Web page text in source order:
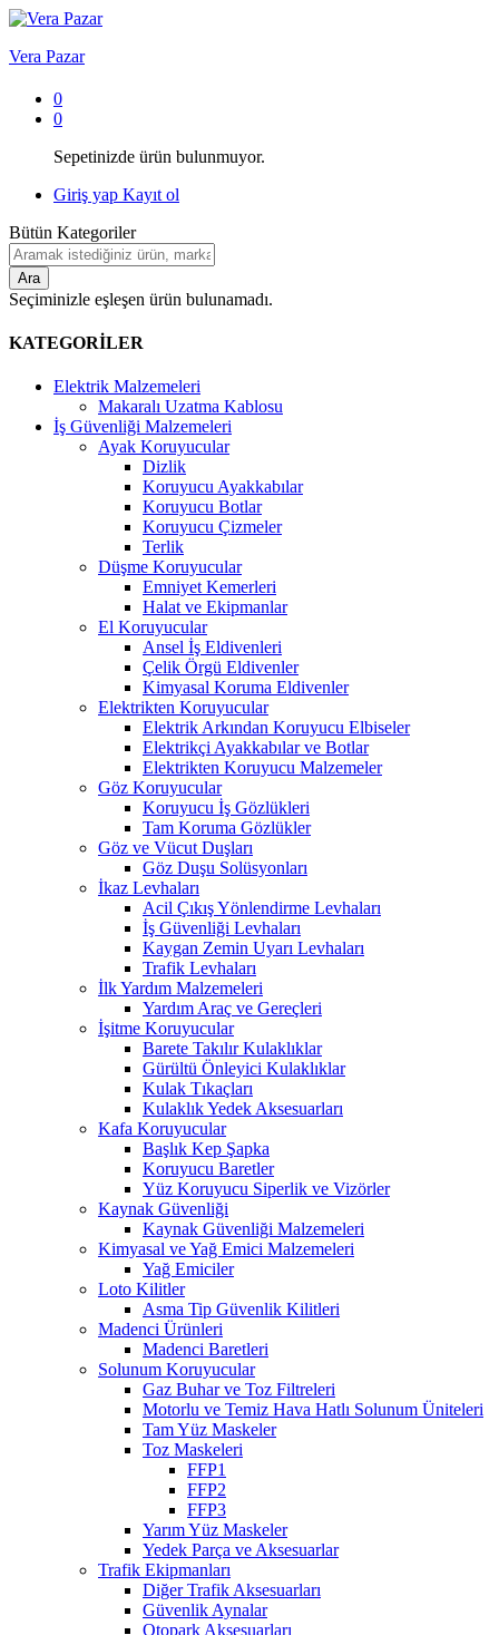
Vera Pazar
0
0
Sepetinizde ürün bulunmuyor.
Giriş yap Kayıt ol
Bütün Kategoriler
Ara
Seçiminizle eşleşen ürün bulunamadı.
KATEGORİLER
Elektrik Malzemeleri
Makaralı Uzatma Kablosu
İş Güvenliği Malzemeleri
Ayak Koruyucular
Dizlik
Koruyucu Ayakkabılar
Koruyucu Botlar
Koruyucu Çizmeler
Terlik
Düşme Koruyucular
Emniyet Kemerleri
Halat ve Ekipmanlar
El Koruyucular
Ansel İş Eldivenleri
Çelik Örgü Eldivenler
Kimyasal Koruma Eldivenler
Elektrikten Koruyucular
Elektrik Arkından Koruyucu Elbiseler
Elektrikçi Ayakkabılar ve Botlar
Elektrikten Koruyucu Malzemeler
Göz Koruyucular
Koruyucu İş Gözlükleri
Tam Koruma Gözlükler
Göz ve Vücut Duşları
Göz Duşu Solüsyonları
İkaz Levhaları
Acil Çıkış Yönlendirme Levhaları
İş Güvenliği Levhaları
Kaygan Zemin Uyarı Levhaları
Trafik Levhaları
İlk Yardım Malzemeleri
Yardım Araç ve Gereçleri
İşitme Koruyucular
Barete Takılır Kulaklıklar
Gürültü Önleyici Kulaklıklar
Kulak Tıkaçları
Kulaklık Yedek Aksesuarları
Kafa Koruyucular
Başlık Kep Şapka
Koruyucu Baretler
Yüz Koruyucu Siperlik ve Vizörler
Kaynak Güvenliği
Kaynak Güvenliği Malzemeleri
Kimyasal ve Yağ Emici Malzemeleri
Yağ Emiciler
Loto Kilitler
Asma Tip Güvenlik Kilitleri
Madenci Ürünleri
Madenci Baretleri
Solunum Koruyucular
Gaz Buhar ve Toz Filtreleri
Motorlu ve Temiz Hava Hatlı Solunum Üniteleri
Tam Yüz Maskeler
Toz Maskeleri
FFP1
FFP2
FFP3
Yarım Yüz Maskeler
Yedek Parça ve Aksesuarlar
Trafik Ekipmanları
Diğer Trafik Aksesuarları
Güvenlik Aynalar
Otopark Aksesuarları